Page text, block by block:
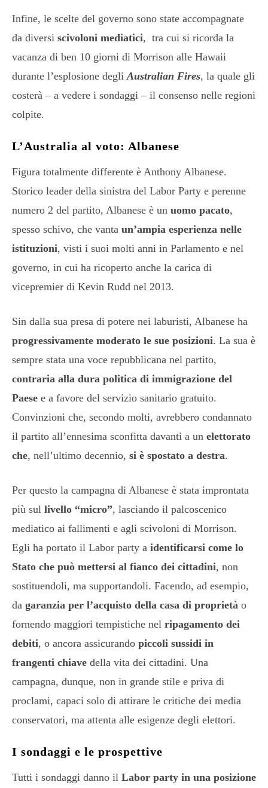
Infine, le scelte del governo sono state accompagnate
da diversi scivoloni mediatici, tra cui si ricorda la
vacanza di ben 10 giorni di Morrison alle Hawaii
durante l’esplosione degli Australian Fires, la quale gli
costerà – a vedere i sondaggi – il consenso nelle regioni
colpite.
L’Australia al voto: Albanese
Figura totalmente differente è Anthony Albanese.
Storico leader della sinistra del Labor Party e perenne
numero 2 del partito, Albanese è un uomo pacato,
spesso schivo, che vanta un’ampia esperienza nelle
istituzioni, visti i suoi molti anni in Parlamento e nel
governo, in cui ha ricoperto anche la carica di
vicepremier di Kevin Rudd nel 2013.
Sin dalla sua presa di potere nei laburisti, Albanese ha
progressivamente moderato le sue posizioni. La sua è
sempre stata una voce repubblicana nel partito,
contraria alla dura politica di immigrazione del
Paese e a favore del servizio sanitario gratuito.
Convinzioni che, secondo molti, avrebbero condannato
il partito all’ennesima sconfitta davanti a un elettorato
che, nell’ultimo decennio, si è spostato a destra.
Per questo la campagna di Albanese è stata improntata
più sul livello “micro”, lasciando il palcoscenico
mediatico ai fallimenti e agli scivoloni di Morrison.
Egli ha portato il Labor party a identificarsi come lo
Stato che può mettersi al fianco dei cittadini, non
sostituendoli, ma supportandoli. Facendo, ad esempio,
da garanzia per l’acquisto della casa di proprietà o
fornendo maggiori tempistiche nel ripagamento dei
debiti, o ancora assicurando piccoli sussidi in
frangenti chiave della vita dei cittadini. Una
campagna, dunque, non in grande stile e priva di
proclami, capaci solo di attirare le critiche dei media
conservatori, ma attenta alle esigenze degli elettori.
I sondaggi e le prospettive
Tutti i sondaggi danno il Labor party in una posizione